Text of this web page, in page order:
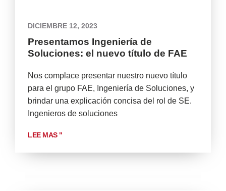
Presentamos Ingeniería de
Soluciones: el nuevo título de FAE
DICIEMBRE 12, 2023
Nos complace presentar nuestro nuevo título
para el grupo FAE, Ingeniería de Soluciones, y
brindar una explicación concisa del rol de SE.
Ingenieros de soluciones
LEE MAS "